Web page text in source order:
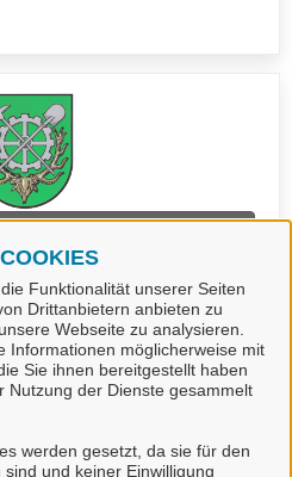
Funktionalität unserer Seiten
Drittanbietern anbieten zu
Webseite zu analysieren.
Informationen möglicherweise mit
Sie ihnen bereitgestellt haben
Nutzung der Dienste gesammelt
werden gesetzt, da sie für den
und keiner Einwilligung
(einfach)